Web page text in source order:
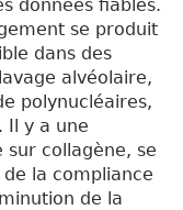
données fiables.
se produit
dans des
alvéolaire,
polynucléaires,
Il y a une
collagène, se
la compliance
de la